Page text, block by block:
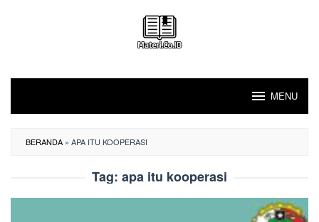
MENU
BERANDA » APA ITU KOOPERASI
Tag: apa itu kooperasi